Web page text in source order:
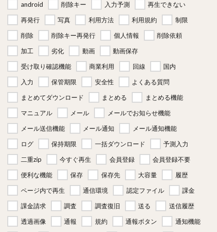
android 削除キー 入力予測
再生できない
再発行
写真 利用方法 利用規約
制限
削除
削除キー再発行 個人情報
削除依頼
加工
劣化 動画
動画保存
受け取り確認機能
商業利用 回線
国内
入力
保管期限 安全性
よくある質問
まとめてダウンロード
まとめる
まとめる機能
マニュアル
メール
メールでお知らせ機能
メール送信機能
メール通知
メール通知機能
ログ
保持期限 一括ダウンロード
予測入力
二重zip
今すぐ再生 会員登録
会員登録不要
便利な機能
保存 保存先 大容量
履歴
ページ内で再生
通信環境 認定ファイル
課金
課金請求
調査 調査復旧 送る
送信履歴
透過画像
通報 規約 通報ボタン
通知機能